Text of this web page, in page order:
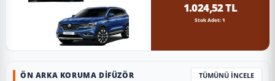
1.024,52 TL
Stok Adet: 1
ÖN ARKA KORUMA DIFÜZÖR TÜMÜNÜ İNCELE